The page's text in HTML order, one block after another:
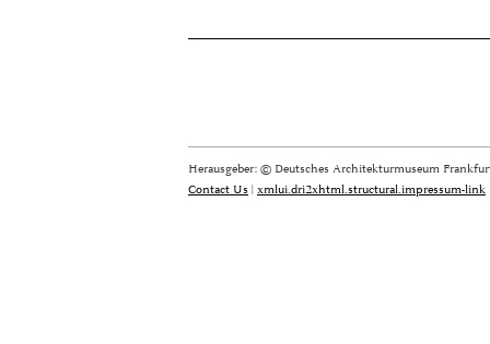
Herausgeber: © Deutsches Architekturmuseum
Contact Us | xmlui.dri2xhtml.structural.impressum-link